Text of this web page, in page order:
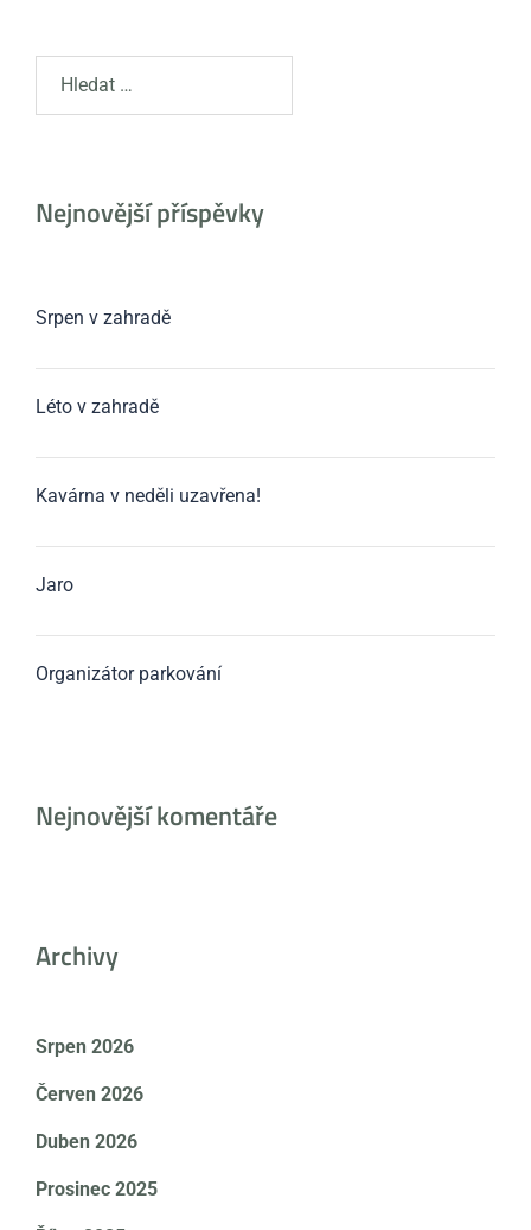
Nejnovější příspěvky
Srpen v zahradě
Léto v zahradě
Kavárna v neděli uzavřena!
Jaro
Organizátor parkování
Nejnovější komentáře
Archivy
Srpen 2026
Červen 2026
Duben 2026
Prosinec 2025